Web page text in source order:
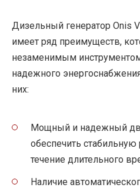
Дизельный генератор Onis
имеет ряд преимуществ,
незаменимым
надежного
них:
Мощный и надежный
обеспечить стабильную
течение длительного
Наличие